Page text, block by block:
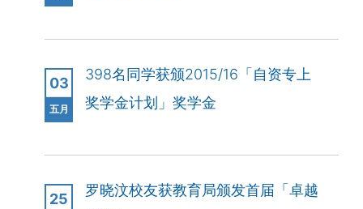
03
五月
398名同学获颁2015/16「自资专上
奖学金计划」奖学金
25
罗晓汶校友获教育局颁发首届「卓越